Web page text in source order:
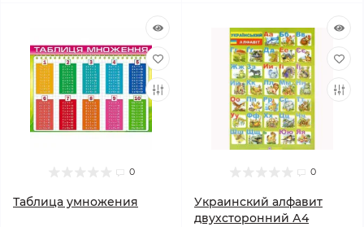
0
Таблица умножения
0
Украинский алфавит
двухсторонний А4